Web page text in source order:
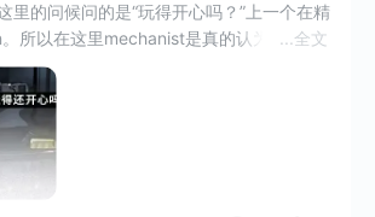
的问候问的是“玩得开心吗？”上一个在精
所以在这里mechanist是真的认为矢量突
#mechani
全文